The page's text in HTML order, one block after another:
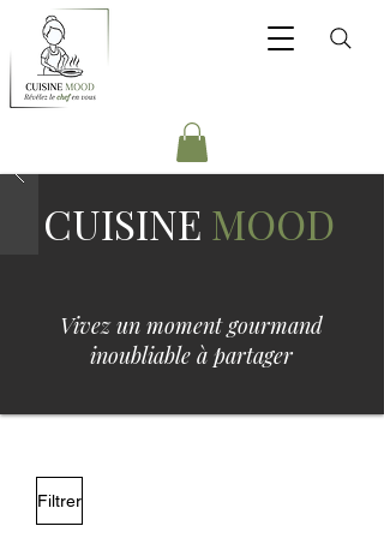
CUISINE MOOD
Vivez un moment gourmand
inoubliable à partager
Filtrer